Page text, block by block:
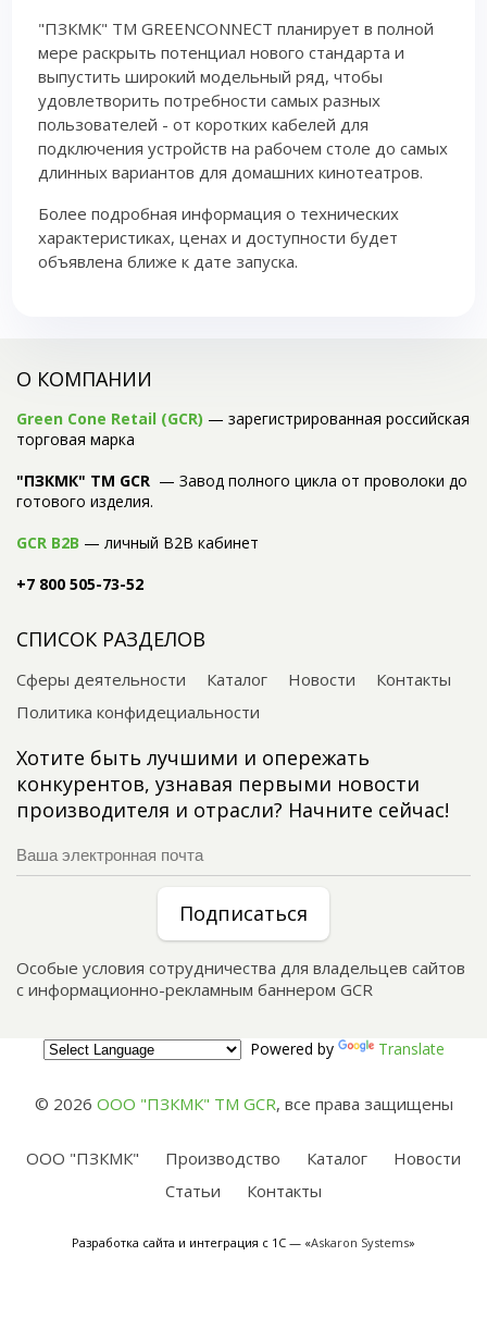
"ПЗКМК" TM GREENCONNECT планирует в полной
мере раскрыть потенциал нового стандарта и
выпустить широкий модельный ряд, чтобы
удовлетворить потребности самых разных
пользователей - от коротких кабелей для
подключения устройств на рабочем столе до самых
длинных вариантов для домашних кинотеатров.
Более подробная информация о технических
характеристиках, ценах и доступности будет
объявлена ближе к дате запуска.
О КОМПАНИИ
Green Cone Retail (GCR) — зарегистрированная российская
торговая марка
"ПЗКМК" TM GCR — Завод полного цикла от проволоки до
готового изделия.
GCR B2B — личный B2B кабинет
+7 800 505-73-52
СПИСОК РАЗДЕЛОВ
Сферы деятельности Каталог Новости
Контакты
Политика конфидециальности
Хотите быть лучшими и опережать
конкурентов, узнавая первыми новости
производителя и отрасли? Начните сейчас!
Подписаться
Особые условия сотрудничества для владельцев сайтов
с информационно-рекламным баннером GCR
Powered by Translate
© 2026 ООО "ПЗКМК" TM GCR, все права защищены
ООО "ПЗКМК" Производство Каталог
Новости
Статьи
Контакты
Разработка сайта и интеграция с 1С — «Askaron Systems»